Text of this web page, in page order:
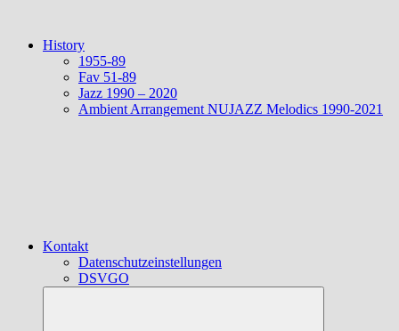
History
1955-89
Fav 51-89
Jazz 1990 – 2020
Ambient Arrangement NUJAZZ Melodics 1990-2021
Kontakt
Datenschutzeinstellungen
DSVGO